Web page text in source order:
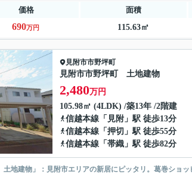
価格 面積
690万円 115.63㎡
見附市市野坪町
見附市市野坪町 土地建物
2,480万円
105.98㎡ (4LDK) /築13年 /2階建
信越本線 「 見附 」駅 徒歩13分
信越本線 「 押切 」駅 徒歩55分
信越本線 「 帯織 」駅 徒歩82分
土地建物」：見附市エリアの新居にピッタリ。葛巻ショ